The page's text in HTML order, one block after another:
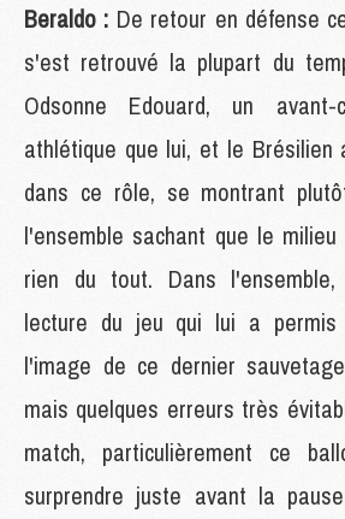
Beraldo : De retour en défense
s'est retrouvé la plupart du
Odsonne Edouard, un
athlétique que lui, et le
dans ce rôle, se montrant
l'ensemble sachant que le
rien du tout. Dans
lecture du jeu qui lui a
l'image de ce dernier
mais quelques erreurs très
match, particulièrement ce
surprendre juste avant la